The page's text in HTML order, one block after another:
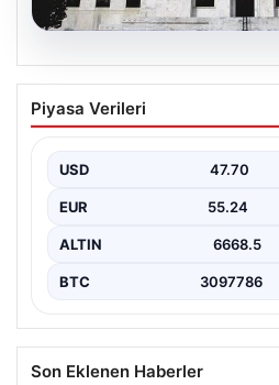
Fed faizi sabit tuttu
Piyasa Verileri
USD 47.70
EUR 55.24
ALTIN 6668.5
BTC 3097786
Son Eklenen Haberler